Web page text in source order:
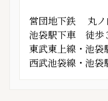
営団地下鉄 丸ノ
池袋駅下車 徒歩
東武東上線・池
西武池袋線・池